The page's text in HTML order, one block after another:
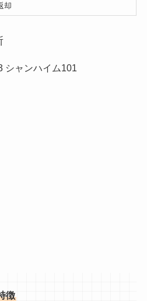
却
シャンハイム101
徴